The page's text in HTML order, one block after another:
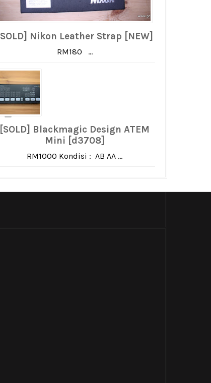
[SOLD] Nikon Leather Strap [NEW]
RM180 ...
[SOLD] Blackmagic Design ATEM
Mini [d3708]
RM1000 Kondisi : AB AA ...